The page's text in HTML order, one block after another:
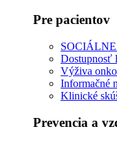
Pre pacientov
Dostupnosť
Výživa
Informačné
Klinické
Prevencia a